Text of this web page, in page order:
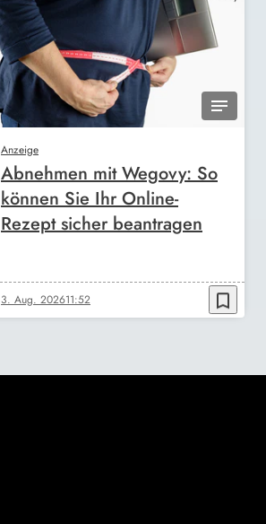
Anzeige
Abnehmen mit Wegovy: So
können Sie Ihr Online-
Rezept sicher beantragen
3. Aug. 202611:52 bookmark_border